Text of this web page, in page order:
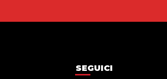
SEGUICI